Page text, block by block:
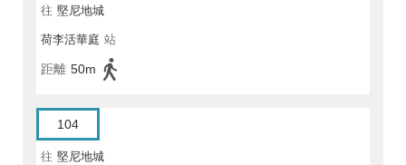
往 堅尼地城
荷李活華庭 站
距離 50m
104
往 堅尼地城